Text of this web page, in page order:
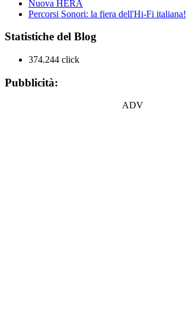
Nuova HERA
Percorsi Sonori: la fiera dell'Hi-Fi italiana!
Statistiche del Blog
374.244 click
Pubblicità:
ADV